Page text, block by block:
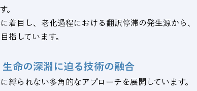
。
着目し、老化過程における翻訳停滞の発生源から、
指しています。
命の深淵に迫る技術の融合
られない多角的なアプローチを展開しています。